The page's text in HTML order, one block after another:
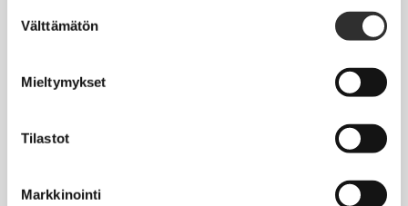
valinta
Välttämätön
Mieltymykset
Tilastot
Markkinointi
Jäsenmaksujen työnantajaperintä
Matkalaskut
Tapahtumakalenteri